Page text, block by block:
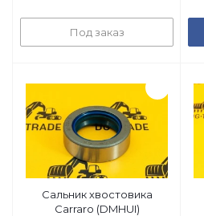
Под заказ
Сальник хвостовика
Carraro (DMHUI)